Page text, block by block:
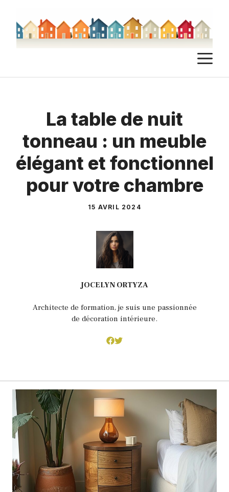
contenu
La table de nuit
tonneau : un meuble
élégant et fonctionnel
pour votre chambre
15 AVRIL 2024
JOCELYN ORTYZA
Architecte de formation, je suis une passionnée
de décoration intérieure.